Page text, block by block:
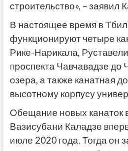
строительство», – заявил
В настоящее время в
функционируют четыре
Рике-Нарикала,
проспекта Чавчавадзе до
озера, а также канатная
высотному корпусу
Обещание новых канаток
Вазисубани Каладзе
июле 2020 года. Тогда он